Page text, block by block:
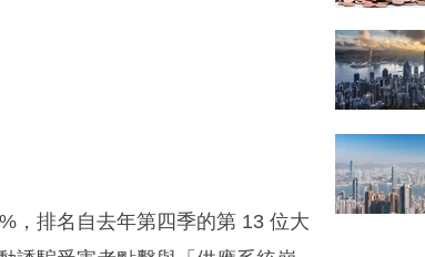
，排名自去年第四季的第 13 位大